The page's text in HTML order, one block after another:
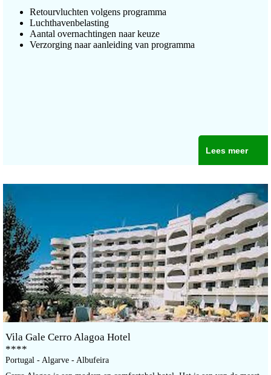
Retourvluchten volgens programma
Luchthavenbelasting
Aantal overnachtingen naar keuze
Verzorging naar aanleiding van programma
Lees meer
Vila Gale Cerro Alagoa Hotel
****
Portugal - Algarve - Albufeira